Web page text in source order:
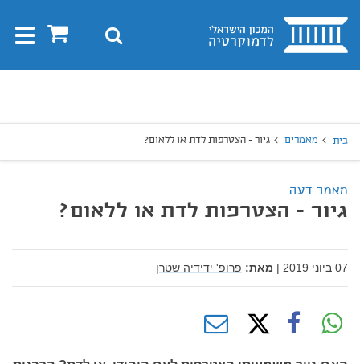
בית 0 חיפוש
בית מאמרים גיור - הצטרפות לדת או ללאום?
מאמר דעה
גיור - הצטרפות לדת או ללאום?
07 ביוני 2019 | מאת: פרופ' ידידיה שטרן